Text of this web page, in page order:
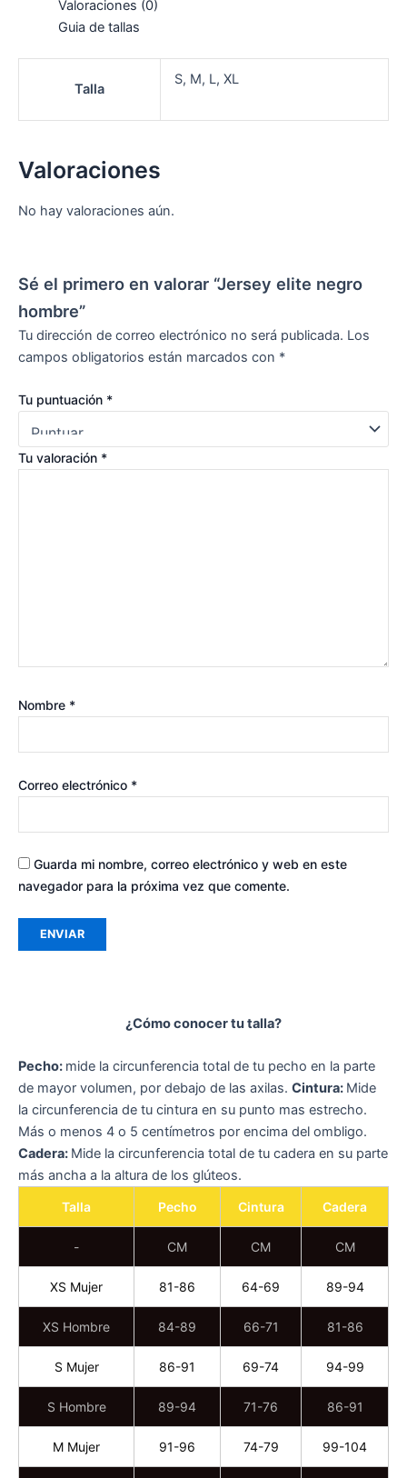
Valoraciones (0)
Guia de tallas
Talla
S, M, L, XL
Valoraciones
No hay valoraciones aún.
Sé el primero en valorar “Jersey elite negro
hombre”
Tu dirección de correo electrónico no será publicada. Los
campos obligatorios están marcados con *
Tu puntuación *
Tu valoración *
Nombre *
Correo electrónico *
Guarda mi nombre, correo electrónico y web en este
navegador para la próxima vez que comente.
¿Cómo conocer tu talla?
Pecho: mide la circunferencia total de tu pecho en la parte
de mayor volumen, por debajo de las axilas. Cintura: Mide
la circunferencia de tu cintura en su punto mas estrecho.
Más o menos 4 o 5 centímetros por encima del ombligo.
Cadera: Mide la circunferencia total de tu cadera en su parte
más ancha a la altura de los glúteos.
Talla Pecho Cintura Cadera
- CM CM CM
XS Mujer 81-86 64-69 89-94
XS Hombre 84-89 66-71 81-86
S Mujer 86-91 69-74 94-99
S Hombre 89-94 71-76 86-91
M Mujer 91-96 74-79 99-104